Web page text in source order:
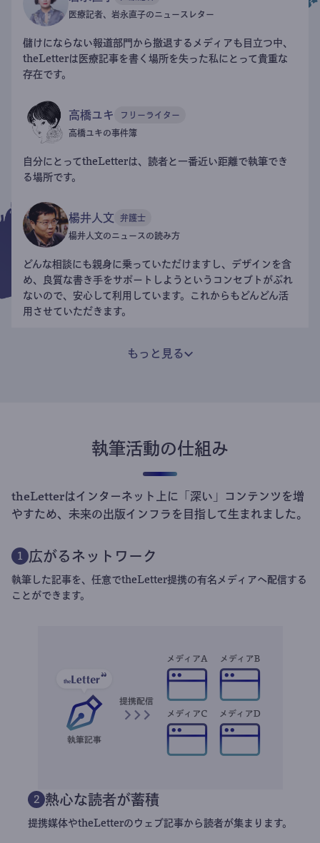
医療記者、岩永直子のニュースレター
儲けにならない報道部門から撤退するメディアも目立つ中、
theLetterは医療記事を書く場所を失った私にとって貴重な
存在です。
高橋ユキ フリーライター
高橋ユキの事件簿
自分にとってtheLetterは、読者と一番近い距離で執筆でき
る場所です。
楊井人文 弁護士
楊井人文のニュースの読み方
どんな相談にも親身に乗っていただけますし、デザインを含
め、良質な書き手をサポートしようというコンセプトがぶれ
ないので、安心して利用しています。これからもどんどん活
用させていただきます。
もっと見る
執筆活動の仕組み
theLetterはインターネット上に「深い」コンテンツを増
やすため、未来の出版インフラを目指して生まれました。
1 広がるネットワーク
執筆した記事を、任意でtheLetter提携の有名メディアへ配信する
ことができます。
2 熱心な読者が蓄積
提携媒体やtheLetterのウェブ記事から読者が集まります。